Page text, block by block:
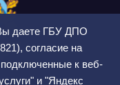
даете ГБУ ДПО
согласие на
к веб-
и "Яндекс